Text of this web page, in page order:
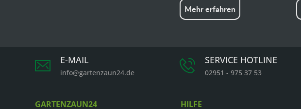
Mehr erfahren
E-MAIL
info@gartenzaun24.de
SERVICE HOTLINE
02951 - 975 37 53
GARTENZAUN24 HILFE